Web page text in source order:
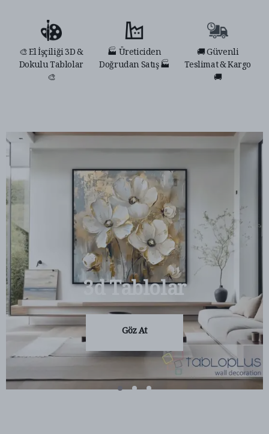
🎨 El İşçiliği 3D &
Dokulu Tablolar
🎨
🏭 Üreticiden
Doğrudan Satış 🏭
🚚 Güvenli
Teslimat & Kargo
🚚
3d Tablolar
Göz At